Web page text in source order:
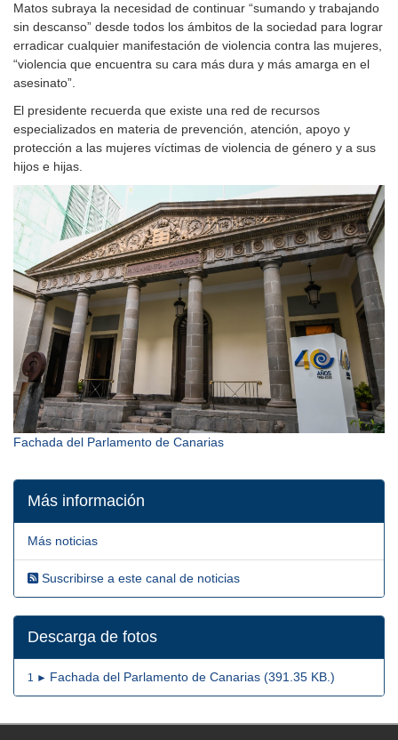
Matos subraya la necesidad de continuar “sumando y trabajando
sin descanso” desde todos los ámbitos de la sociedad para lograr
erradicar cualquier manifestación de violencia contra las mujeres,
“violencia que encuentra su cara más dura y más amarga en el
asesinato”.
El presidente recuerda que existe una red de recursos
especializados en materia de prevención, atención, apoyo y
protección a las mujeres víctimas de violencia de género y a sus
hijos e hijas.
Fachada del Parlamento de Canarias
Más información
Más noticias
Suscribirse a este canal de noticias
Descarga de fotos
1 ► Fachada del Parlamento de Canarias (391.35 KB.)